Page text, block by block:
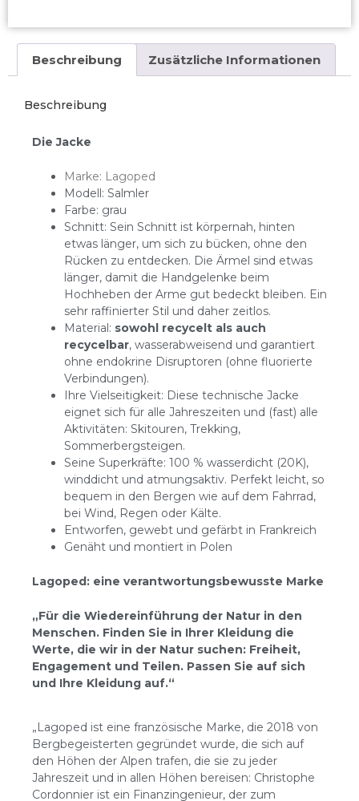
Beschreibung Zusätzliche Informationen
Beschreibung
Die Jacke
Marke: Lagoped
Modell: Salmler
Farbe: grau
Schnitt: Sein Schnitt ist körpernah, hinten
etwas länger, um sich zu bücken, ohne den
Rücken zu entdecken. Die Ärmel sind etwas
länger, damit die Handgelenke beim
Hochheben der Arme gut bedeckt bleiben. Ein
sehr raffinierter Stil und daher zeitlos.
Material: sowohl recycelt als auch
recycelbar, wasserabweisend und garantiert
ohne endokrine Disruptoren (ohne fluorierte
Verbindungen).
Ihre Vielseitigkeit: Diese technische Jacke
eignet sich für alle Jahreszeiten und (fast) alle
Aktivitäten: Skitouren, Trekking,
Sommerbergsteigen.
Seine Superkräfte: 100 % wasserdicht (20K),
winddicht und atmungsaktiv. Perfekt leicht, so
bequem in den Bergen wie auf dem Fahrrad,
bei Wind, Regen oder Kälte.
Entworfen, gewebt und gefärbt in Frankreich
Genäht und montiert in Polen
Lagoped: eine verantwortungsbewusste Marke
„Für die Wiedereinführung der Natur in den
Menschen. Finden Sie in Ihrer Kleidung die
Werte, die wir in der Natur suchen: Freiheit,
Engagement und Teilen. Passen Sie auf sich
und Ihre Kleidung auf.“
„Lagoped ist eine französische Marke, die 2018 von
Bergbegeisterten gegründet wurde, die sich auf
den Höhen der Alpen trafen, die sie zu jeder
Jahreszeit und in allen Höhen bereisen: Christophe
Cordonnier ist ein Finanzingenieur, der zum